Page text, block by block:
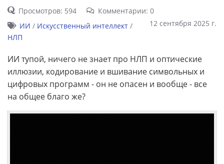
Просмотров: 594
Комментарии: 0
12 сентября 2025 г.
ИИ / Искусственный интеллект/
НЛП
ИИ тупой, ничего не знает про НЛП и оптические
иллюзии, кодирование и вшивание символьных и
цифровых программ - он не опасен и вообще - все
на общее благо же?